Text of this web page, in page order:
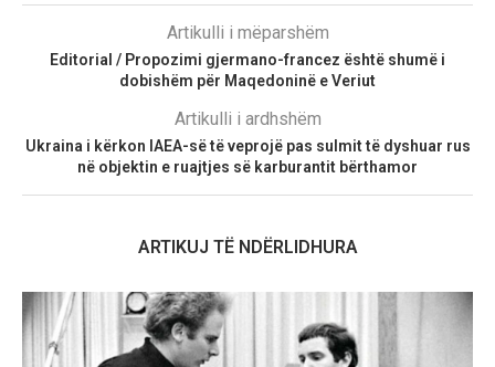
Artikulli i mëparshëm
Editorial / Propozimi gjermano-francez është shumë i
dobishëm për Maqedoninë e Veriut
Artikulli i ardhshëm
Ukraina i kërkon IAEA-së të veprojë pas sulmit të dyshuar rus
në objektin e ruajtjes së karburantit bërthamor
ARTIKUJ TË NDËRLIDHURA